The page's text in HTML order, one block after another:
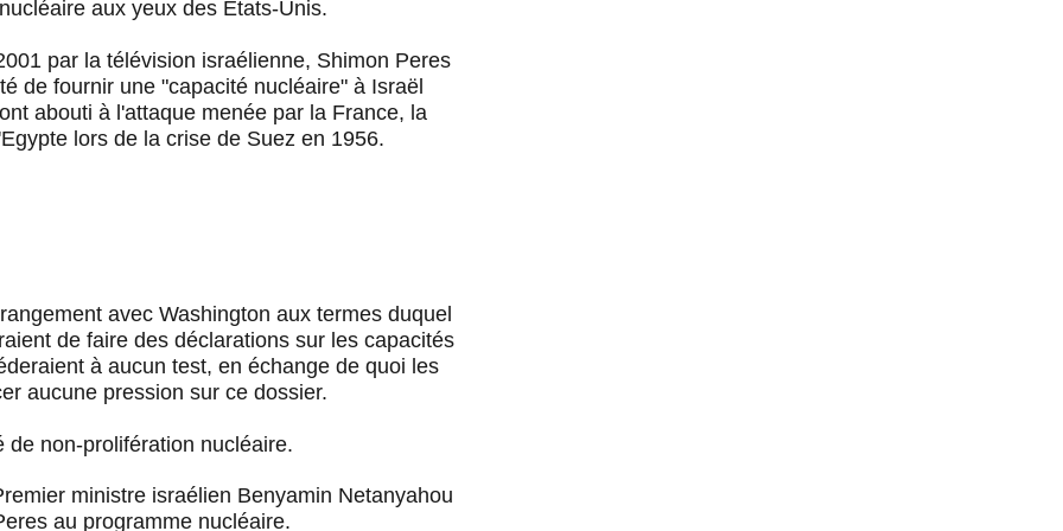
aux yeux des Etats-Unis.
par la télévision israélienne, Shimon Peres
de fournir une "capacité nucléaire" à Israël
abouti à l'attaque menée par la France, la
l'Egypte lors de la crise de Suez en 1956.
avec Washington aux termes duquel
de faire des déclarations sur les capacités
à aucun test, en échange de quoi les
aucune pression sur ce dossier.
de non-prolifération nucléaire.
ministre israélien Benyamin Netanyahou
au programme nucléaire.